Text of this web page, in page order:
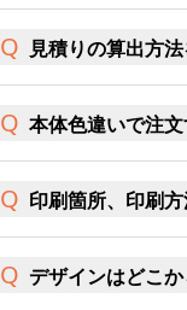
見積りの算出方
本体色違いで注
印刷箇所、印刷
デザインはどこ